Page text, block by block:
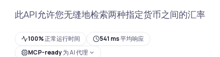
此API允许您无缝地检索两种指定货币之间的汇率
100%正常运行时间 541 ms平均响应
MCP-ready为 AI 代理